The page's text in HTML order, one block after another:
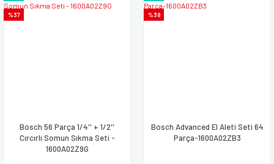
%37
Bosch 56 Parça 1/4'' + 1/2''
Cırcırlı Somun Sıkma Seti -
1600A02Z9G
%38
Bosch Advanced El Aleti Seti 64
Parça-1600A02ZB3